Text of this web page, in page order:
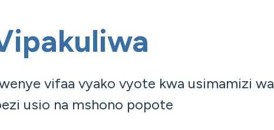
vifaa vyako vyote kwa usimamizi wa
usio na mshono popote